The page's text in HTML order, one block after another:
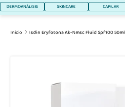
DERMOANÁLISIS SKINCARE CAPILAR
Inicio Isdin Eryfotona Ak-Nmsc Fluid Spf100 50ml